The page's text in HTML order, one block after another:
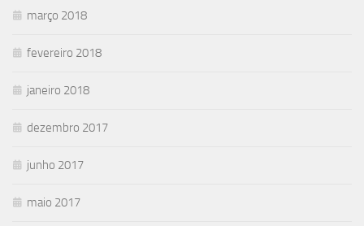
março 2018
fevereiro 2018
janeiro 2018
dezembro 2017
junho 2017
maio 2017